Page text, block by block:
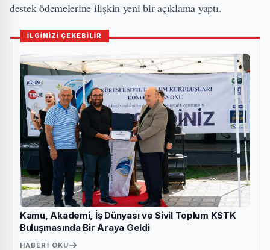
destek ödemelerine ilişkin yeni bir açıklama yaptı.
İLGİNİZİ ÇEKEBİLİR
Kamu, Akademi, İş Dünyası ve Sivil Toplum KSTK
Buluşmasında Bir Araya Geldi
HABERI OKU